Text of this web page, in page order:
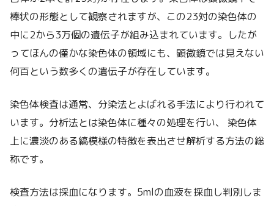
棒状の形態として観察されますが、この23対の染色体の
中に2から3万個の遺伝子が組み込まれています。したが
ってほんの僅かな染色体の領域にも、顕微鏡では見えない
何百という数多くの遺伝子が存在しています。
染色体検査は通常、分染法とよばれる手法により行われて
います。分析法とは染色体に種々の処理を行い、 染色体
上に濃淡のある縞模様の特徴を表出させ解析する方法の総
称です。
検査方法は採血になります。5mlの血液を採血し判別しま